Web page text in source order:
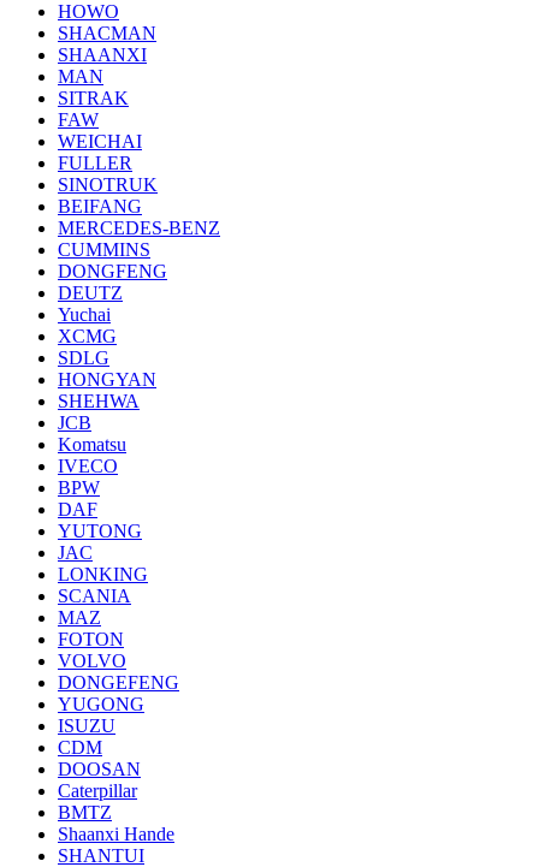
HOWO
SHACMAN
SHAANXI
MAN
SITRAK
FAW
WEICHAI
FULLER
SINOTRUK
BEIFANG
MERCEDES-BENZ
CUMMINS
DONGFENG
DEUTZ
Yuchai
XCMG
SDLG
HONGYAN
SHEHWA
JCB
Komatsu
IVECO
BPW
DAF
YUTONG
JAC
LONKING
SCANIA
MAZ
FOTON
VOLVO
DONGEFENG
YUGONG
ISUZU
CDM
DOOSAN
Caterpillar
BMTZ
Shaanxi Hande
SHANTUI